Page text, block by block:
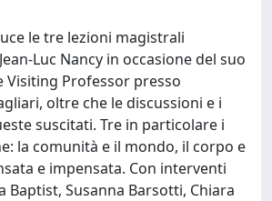
le tre lezioni magistrali
Luc Nancy in occasione del suo
Visiting Professor presso
oltre che le discussioni e i
suscitati. Tre in particolare i
la comunità e il mondo, il corpo e
e impensata. Con interventi
Baptist, Susanna Barsotti, Chiara